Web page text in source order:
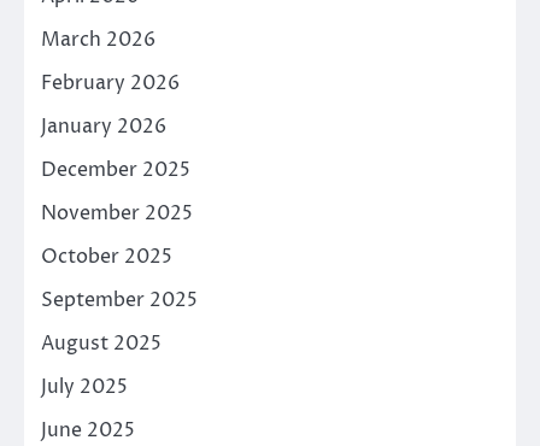
March 2026
February 2026
January 2026
December 2025
November 2025
October 2025
September 2025
August 2025
July 2025
June 2025